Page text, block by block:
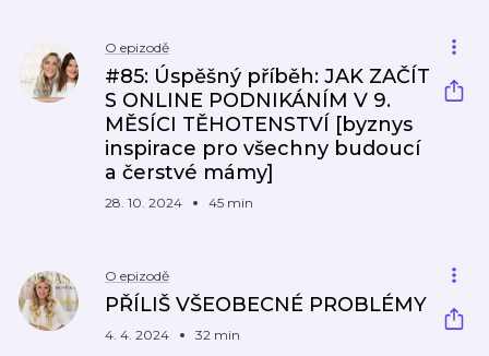
O epizodě
#85: Úspěšný příběh: JAK ZAČÍT
S ONLINE PODNIKÁNÍM V 9.
MĚSÍCI TĚHOTENSTVÍ [byznys
inspirace pro všechny budoucí
a čerstvé mámy]
28. 10. 2024 45 min
O epizodě
PŘÍLIŠ VŠEOBECNÉ PROBLÉMY
4. 4. 2024 32 min